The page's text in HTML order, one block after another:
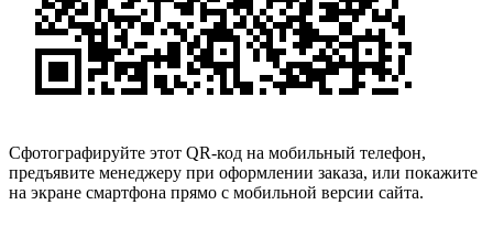
Сфотографируйте этот QR-код на мобильный телефон,
предъявите менеджеру при оформлении заказа, или покажите
на экране смартфона прямо с мобильной версии сайта.